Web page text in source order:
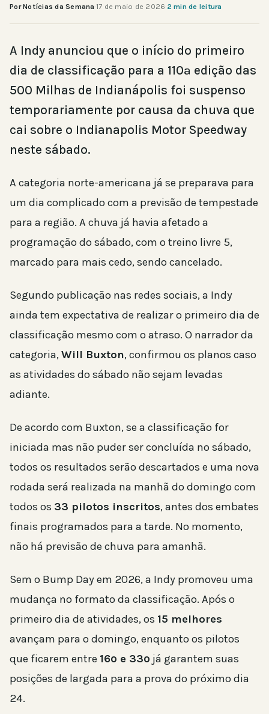
Por Notícias da Semana·17 de maio de 2026·2 min de leitura
A Indy anunciou que o início do primeiro
dia de classificação para a 110ª edição das
500 Milhas de Indianápolis foi suspenso
temporariamente por causa da chuva que
cai sobre o Indianapolis Motor Speedway
neste sábado.
A categoria norte-americana já se preparava para
um dia complicado com a previsão de tempestade
para a região. A chuva já havia afetado a
programação do sábado, com o treino livre 5,
marcado para mais cedo, sendo cancelado.
Segundo publicação nas redes sociais, a Indy
ainda tem expectativa de realizar o primeiro dia de
classificação mesmo com o atraso. O narrador da
categoria,Will Buxton, confirmou os planos caso
as atividades do sábado não sejam levadas
adiante.
De acordo com Buxton, se a classificação for
iniciada mas não puder ser concluída no sábado,
todos os resultados serão descartados e uma nova
rodada será realizada na manhã do domingo com
todos os 33 pilotos inscritos, antes dos embates
finais programados para a tarde. No momento,
não há previsão de chuva para amanhã.
Sem o Bump Day em 2026, a Indy promoveu uma
mudança no formato da classificação. Após o
primeiro dia de atividades, os 15 melhores
avançam para o domingo, enquanto os pilotos
que ficarem entre 16º e 33º já garantem suas
posições de largada para a prova do próximo dia
24.